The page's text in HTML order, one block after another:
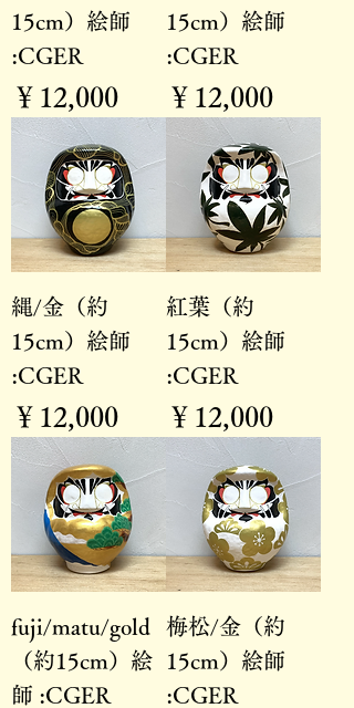
15cm）絵師
:CGER
価格
￥12,000
15cm）絵師
:CGER
価格
￥12,000
縄/金（約
15cm）絵師
:CGER
価格
￥12,000
紅葉（約
15cm）絵師
:CGER
価格
￥12,000
fuji/matu/gold
（約15cm）絵
師 :CGER
梅松/金（約
15cm）絵師
:CGER